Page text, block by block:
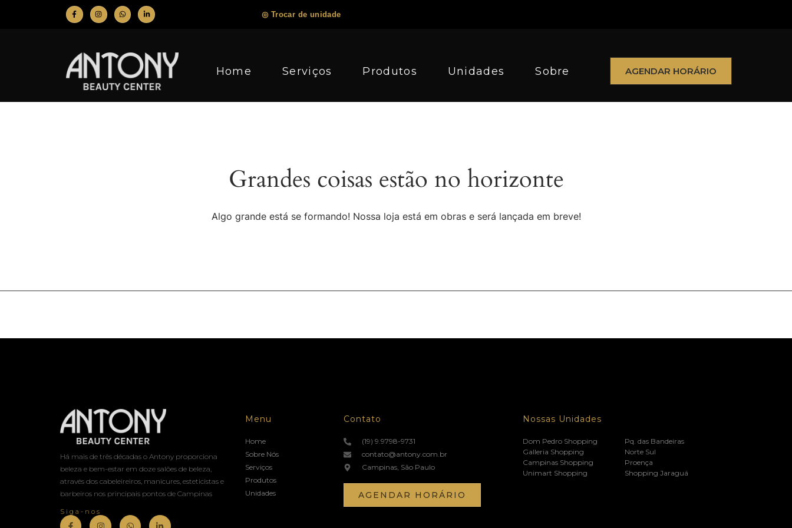
◎ Trocar de unidade
Home Serviços Produtos Unidades Sobre AGENDAR HORÁRIO
Grandes coisas estão no horizonte
Algo grande está se formando! Nossa loja está em obras e será lançada em breve!
Há mais de três décadas o Antony proporciona
beleza e bem-estar em doze salões de beleza,
através dos cabeleireiros, manicures, esteticistas e
barbeiros nos principais pontos de Campinas
Siga-nos
Menu
Home
Sobre Nós
Serviços
Produtos
Unidades
Contato
(19) 9.9798-9731
contato@antony.com.br
Campinas, São Paulo
AGENDAR HORÁRIO
Nossas Unidades
Dom Pedro Shopping
Galleria Shopping
Campinas Shopping
Unimart Shopping
Pq. das Bandeiras
Norte Sul
Proença
Shopping Jaraguá